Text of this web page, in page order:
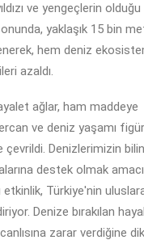
ve yengeçlerin
yaklaşık 15 bin
hem deniz
azaldı.
ağlar, ham maddeye
ve deniz yaşamı
Denizlerimizin
destek olmak
Türkiye'nin
Denize bırakılan
zarar verdiğine